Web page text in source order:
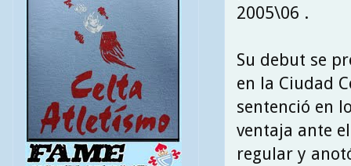
2005\06 .
Su debut se
en la Ciudad
sentenció en
ventaja ante
regular y